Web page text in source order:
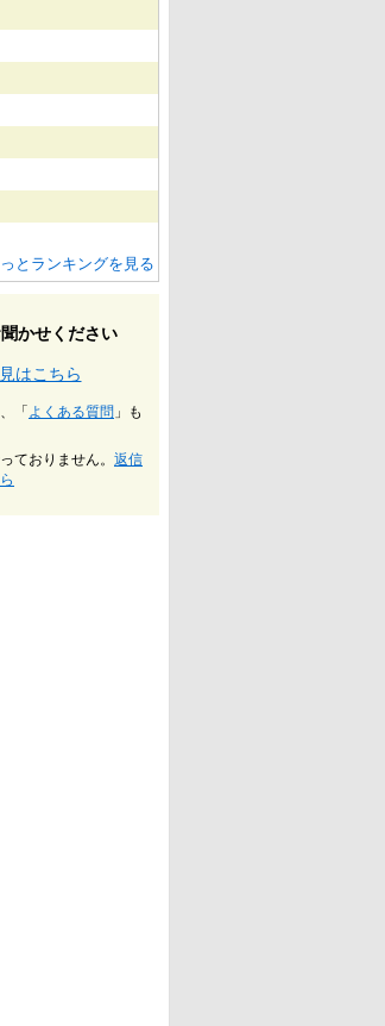
とランキングを見る
かせください
はこちら
「 よくある質問 」も
ておりません。 返信